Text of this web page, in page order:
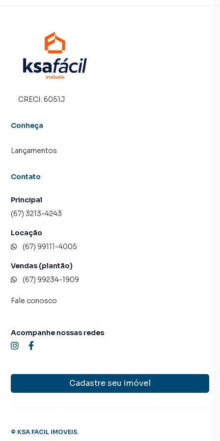
CRECI: 6051J
Conheça
Lançamentos
Contato
Principal
(67) 3213-4243
Locação
(67) 99111-4005
Vendas (plantão)
(67) 99234-1909
Fale conosco
Cadastre seu imóvel
Acompanhe nossas redes
© KSA FACIL IMOVEIS.